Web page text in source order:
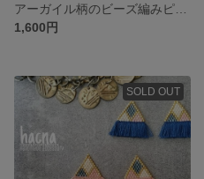
1,600円
SOLD OUT